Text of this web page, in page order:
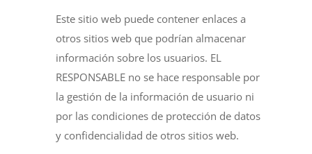
Este sitio web puede contener enlaces a
otros sitios web que podrían almacenar
información sobre los usuarios. EL
RESPONSABLE no se hace responsable por
la gestión de la información de usuario ni
por las condiciones de protección de datos
y confidencialidad de otros sitios web.